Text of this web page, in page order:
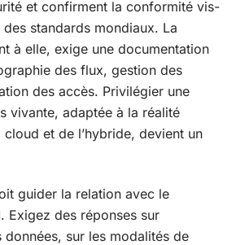
et confirment la conformité vis-
standards mondiaux. La
à elle, exige une documentation
des flux, gestion des
des accès. Privilégier une
vivante, adaptée à la réalité
et de l’hybride, devient un
guider la relation avec le
. Exigez des réponses sur
données, sur les modalités de